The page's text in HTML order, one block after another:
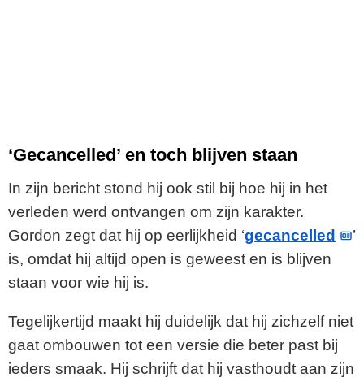
‘Gecancelled’ en toch blijven staan
In zijn bericht stond hij ook stil bij hoe hij in het
verleden werd ontvangen om zijn karakter.
Gordon zegt dat hij op eerlijkheid ‘gecancelled
’
is, omdat hij altijd open is geweest en is blijven
staan voor wie hij is.
Tegelijkertijd maakt hij duidelijk dat hij zichzelf niet
gaat ombouwen tot een versie die beter past bij
ieders smaak. Hij schrijft dat hij vasthoudt aan zijn